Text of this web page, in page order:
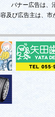
バナー広告は、
及び広告主は、